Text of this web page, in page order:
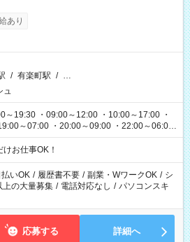
あり
/ 有楽町駅 / …
ュ
～19:30 ・09:00～12:00 ・10:00～17:00 ・
～07:00 ・20:00～09:00 ・22:00～06:00
お仕事OK！
払いOK / 履歴書不要 / 副業・WワークOK / シ
上の大量募集 / 電話対応なし / パソコンスキ
応募する 詳細へ